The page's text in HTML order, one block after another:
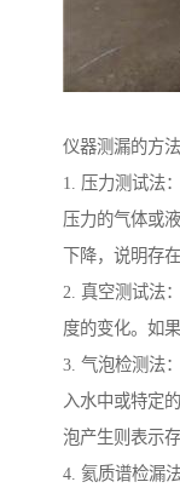
仪器测漏的方
1. 压力测试法
压力的气体或
下降，说明存
2. 真空测试法
度的变化。如
3. 气泡检测法
入水中或特定
泡产生则表示存
4. 氦质谱检漏